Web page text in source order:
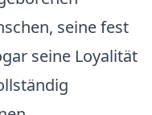
seine fest
seine Loyalität